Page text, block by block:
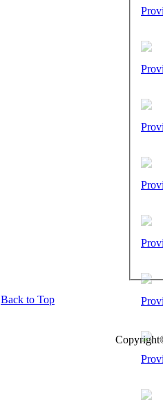
Back to Top